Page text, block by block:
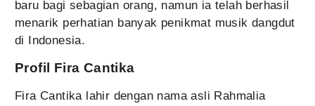
baru bagi sebagian orang, namun ia telah berhasil
menarik perhatian banyak penikmat musik dangdut
di Indonesia.
Profil Fira Cantika
Fira Cantika lahir dengan nama asli Rahmalia